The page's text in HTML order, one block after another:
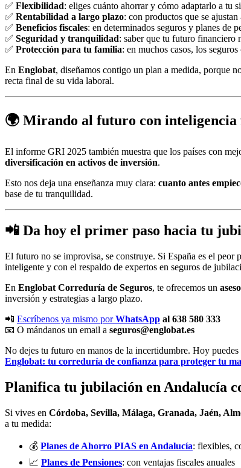
✅ Flexibilidad: eliges cuánto ahorrar y cómo adaptarlo a tu
✅ Rentabilidad a largo plazo: con productos que se
✅ Beneficios fiscales: en determinados seguros y planes de
✅ Seguridad y tranquilidad: saber que tu futuro financiero
✅ Protección para tu familia: en muchos casos, los
En Englobat, diseñamos contigo un plan a medida, porque
recta final de su vida laboral.
🌍 Mirando al futuro con
El informe GRI 2025 también muestra que los países con
diversificación en activos de inversión.
Esto nos deja una enseñanza muy clara: cuanto antes
base de tu tranquilidad.
📲 Da hoy el primer paso hacia tu
El futuro no se improvisa, se construye. Si España es el peor
inteligente y con el respaldo de expertos en seguros de
En Englobat Correduría de Seguros, te ofrecemos un
inversión y estrategias a largo plazo.
📲 Escríbenos ya mismo porWhatsApp al 638 580 333
📧 O mándanos un email a seguros@englobat.es
No dejes tu futuro en manos de la incertidumbre. Hoy
Englobat: tu correduría de confianza para proteger tu
Planifica tu jubilación en Andalucía
Si vives en Córdoba, Sevilla, Málaga, Granada, Jaén,
a tu medida:
💰 Planes de Ahorro PIAS en Andalucía: flexibles,
📈 Planes de Pensiones: con ventajas fiscales anuales